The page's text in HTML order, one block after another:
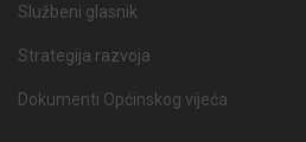
Službeni glasnik
Strategija razvoja
Dokumenti Općinskog vijeća